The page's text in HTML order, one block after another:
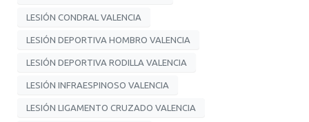
LESIÓN CONDRAL VALENCIA
LESIÓN DEPORTIVA HOMBRO VALENCIA
LESIÓN DEPORTIVA RODILLA VALENCIA
LESIÓN INFRAESPINOSO VALENCIA
LESIÓN LIGAMENTO CRUZADO VALENCIA